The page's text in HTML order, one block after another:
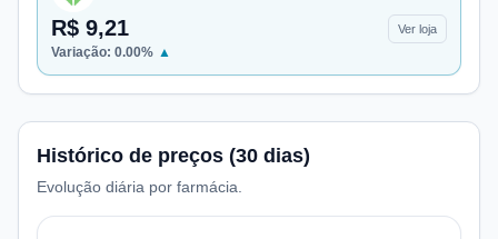
R$ 9,21 Ver loja
Variação: 0.00% ▲
Histórico de preços (30 dias)
Evolução diária por farmácia.